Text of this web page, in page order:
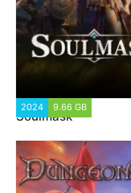
2024 9.66 GB
Soulmask